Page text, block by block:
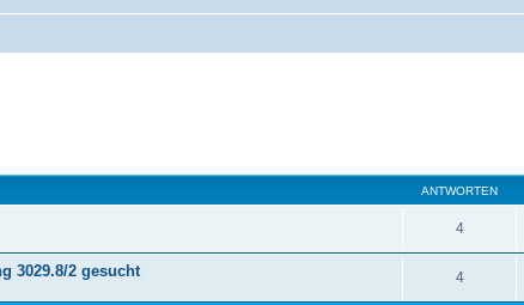
ANTWORTEN
4
3029.8/2 gesucht 4